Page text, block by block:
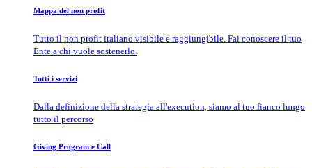
Mappa del non profit
Tutto il non profit italiano visibile e raggiungibile. Fai conoscere il tuo
Ente a chi vuole sostenerlo.
Tutti i servizi
Dalla definizione della strategia all'execution, siamo al tuo fianco lungo
tutto il percorso
Giving Program e Call